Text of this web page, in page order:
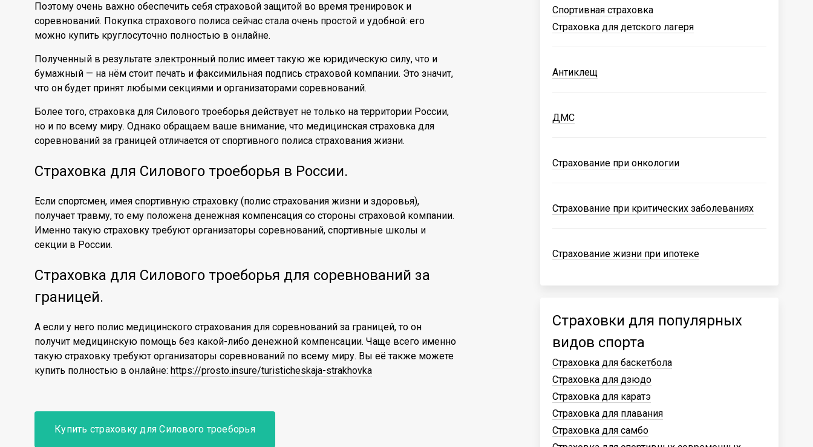
Поэтому очень важно обеспечить себя страховой защитой во время тренировок и
соревнований. Покупка страхового полиса сейчас стала очень простой и удобной: его
можно купить круглосуточно полностью в онлайне.
Полученный в результате электронный полис имеет такую же юридическую силу, что и
бумажный — на нём стоит печать и факсимильная подпись страховой компании. Это значит,
что он будет принят любыми секциями и организаторами соревнований.
Более того, страховка для Силового троеборья действует не только на территории России,
но и по всему миру. Однако обращаем ваше внимание, что медицинская страховка для
соревнований за границей отличается от спортивного полиса страхования жизни.
Страховка для Силового троеборья в России.
Если спортсмен, имея спортивную страховку (полис страхования жизни и здоровья),
получает травму, то ему положена денежная компенсация со стороны страховой компании.
Именно такую страховку требуют организаторы соревнований, спортивные школы и
секции в России.
Страховка для Силового троеборья для соревнований за
границей.
А если у него полис медицинского страхования для соревнований за границей, то он
получит медицинскую помощь без какой-либо денежной компенсации. Чаще всего именно
такую страховку требуют организаторы соревнований по всему миру. Вы её также можете
купить полностью в онлайне: https://prosto.insure/turisticheskaja-strakhovka
Купить страховку для Силового троеборья
Спортивная страховка
Страховка для детского лагеря
Антиклещ
ДМС
Страхование при онкологии
Страхование при критических заболеваниях
Страхование жизни при ипотеке
Страховки для популярных
видов спорта
Страховка для баскетбола
Страховка для дзюдо
Страховка для каратэ
Страховка для плавания
Страховка для самбо